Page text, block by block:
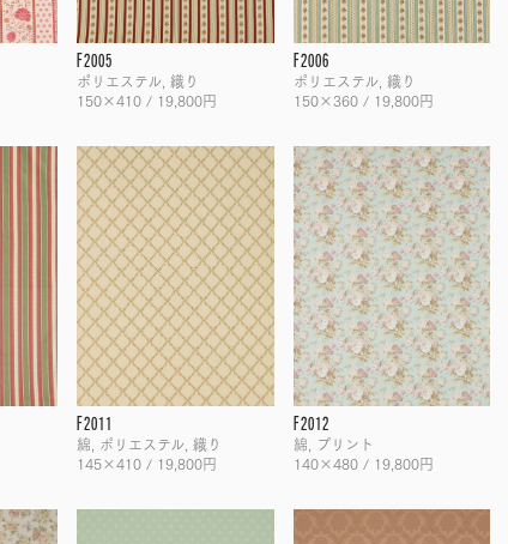
F2005
ポリエステル, 織り
150×410 / 19,800円
F2006
ポリエステル, 織り
150×360 / 19,800円
F2011
綿, ポリエステル, 織り
145×410 / 19,800円
F2012
綿, プリント
140×480 / 19,800円